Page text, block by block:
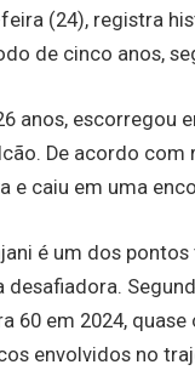
(24), registra
de cinco anos,
anos, escorregou
De acordo
e caiu em uma
é um dos
desafiadora.
60 em 2024,
envolvidos no